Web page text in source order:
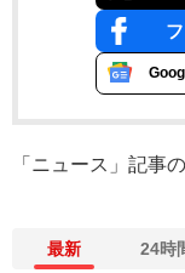
「ニュース」記事
最新 24時